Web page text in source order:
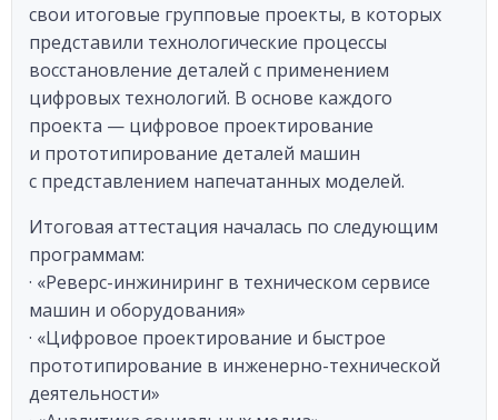
свои итоговые групповые проекты, в которых
представили технологические процессы
восстановление деталей с применением
цифровых технологий. В основе каждого
проекта — цифровое проектирование
и прототипирование деталей машин
с представлением напечатанных моделей.
Итоговая аттестация началась по следующим
программам:
· «Реверс-инжиниринг в техническом сервисе
машин и оборудования»
· «Цифровое проектирование и быстрое
прототипирование в инженерно-технической
деятельности»